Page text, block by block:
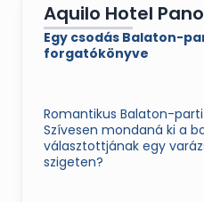
Aquilo Hotel
Egy csodás Balaton-
forgatókönyve
Romantikus Balaton-
Szívesen mondaná ki a
választottjának egy
szigeten?